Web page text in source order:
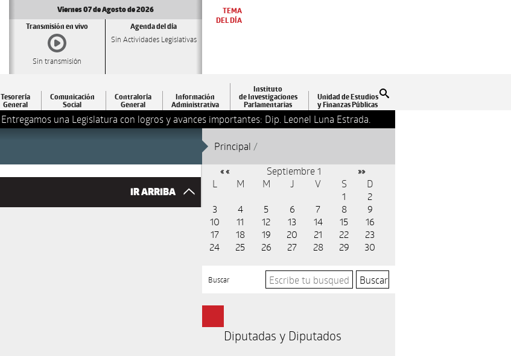
Viernes 07 de Agosto de 2026
Transmisión en vivo
Sin transmisión
Agenda del día
Sin Actividades Legislativas
TEMA
DEL DÍA
Tesorería
General
Comunicación
Social
Contraloría
General
Información
Administrativa
Instituto
de Investigaciones
Parlamentarias
Unidad de Estudios
y Finanzas Públicas
Entregamos una Legislatura con logros y avances importantes: Dip. Leonel Luna Estrada.
Principal /
IR ARRIBA
« « Septiembre 1 »»
L M M J V S
D
1
2
3
4 5 6 7 8
9
10
11 12 13 14 15
16
17
18 19 20 21 22
23
24
25 26 27 28 29 30
Buscar
Diputadas y Diputados